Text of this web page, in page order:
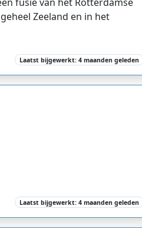
Zeeland en in het
Laatst bijgewerkt: 4 maanden geleden
Laatst bijgewerkt: 4 maanden geleden